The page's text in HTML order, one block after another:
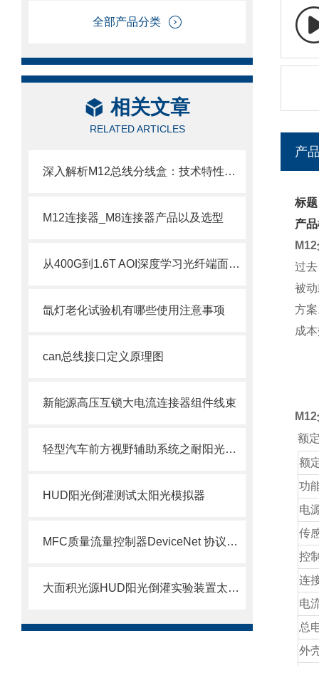
全部产品分类
相关文章
RELATED ARTICLES
深入解析M12总线分线盒：技术特性、选型要点与安装调试指南
M12连接器_M8连接器产品以及选型
从400G到1.6T AOI深度学习光纤端面缺陷自动化检测
氙灯老化试验机有哪些使用注意事项
can总线接口定义原理图
新能源高压互锁大电流连接器组件线束
轻型汽车前方视野辅助系统之耐阳光倒灌杂散光太阳光辐射模拟器
HUD阳光倒灌测试太阳光模拟器
MFC质量流量控制器DeviceNet 协议现场布线解决方案
大面积光源HUD阳光倒灌实验装置太阳光模拟器
产
标
产
过
被
方
成
额
额
功
电
传
控
连
电
总
外